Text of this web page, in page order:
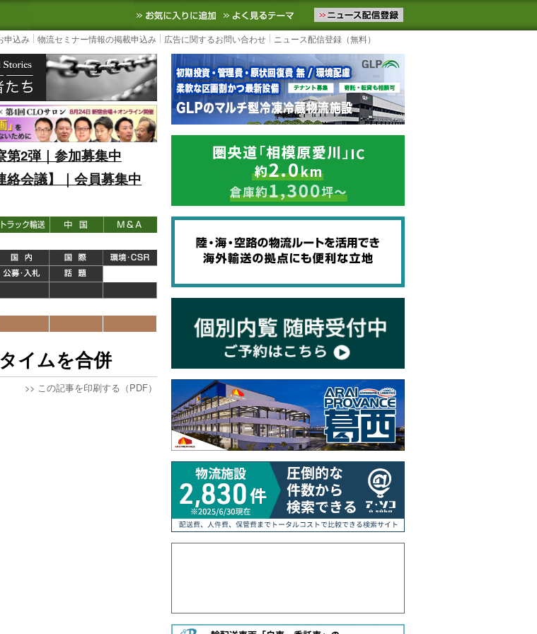
ニュースサイト
3PL, SCMなど国内外の最新の物流ニュースをお届けします。物流ニュースメール配信を登録す
お気に入りに追加 よく見るテーマ
申込み 物流セミナー情報の掲載申込み 広告に関するお問い合わせ ニュース配信登録（無料）
第2弾｜参加募集中
絡会議】｜会員募集中
イムを合併
>> この記事を印刷する（PDF）